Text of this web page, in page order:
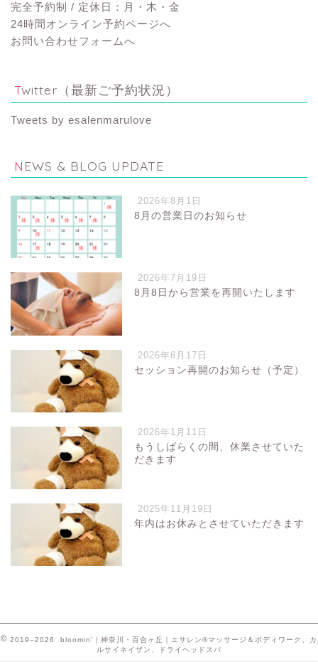
完全予約制 / 定休日：月・木・金
24時間オンライン予約ページへ
お問い合わせフォームへ
Twitter（最新ご予約状況）
Tweets by esalenmarulove
NEWS & BLOG UPDATE
2026年8月1日
8月の営業日のお知らせ
2026年7月19日
8月8日から営業を再開いたします
2026年6月17日
セッション再開のお知らせ（予定）
2026年1月11日
もうしばらくの間、休業させていた
だきます
2025年11月19日
年内はお休みとさせていただきます
2019–2026 bloomin’｜神奈川・百合ヶ丘｜エサレン®マッサージ＆ボディワーク、カ
ルサイネイザン、ドライヘッドスパ